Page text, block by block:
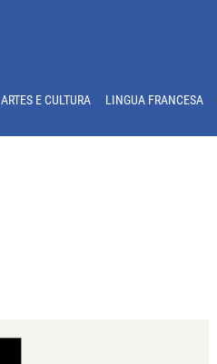
ARTES E CULTURA LINGUA FRANCESA